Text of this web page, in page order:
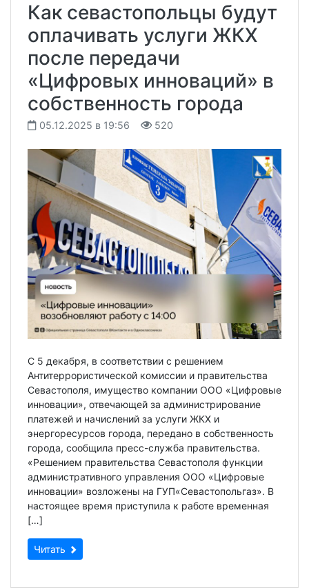
Как севастопольцы будут
оплачивать услуги ЖКХ
после передачи
«Цифровых инноваций» в
собственность города
05.12.2025 в 19:56 520
С 5 декабря, в соответствии с решением
Антитеррористической комиссии и правительства
Севастополя, имущество компании ООО «Цифровые
инновации», отвечающей за администрирование
платежей и начислений за услуги ЖКХ и
энергоресурсов города, передано в собственность
города, сообщила пресс-служба правительства.
«Решением правительства Севастополя функции
административного управления ООО «Цифровые
инновации» возложены на ГУП«Севастопольгаз». В
настоящее время приступила к работе временная
[…]
Читать